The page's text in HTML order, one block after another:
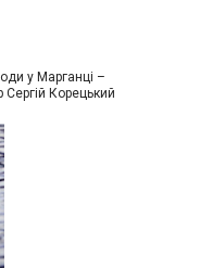
у Марганці –
Сергій Корецький